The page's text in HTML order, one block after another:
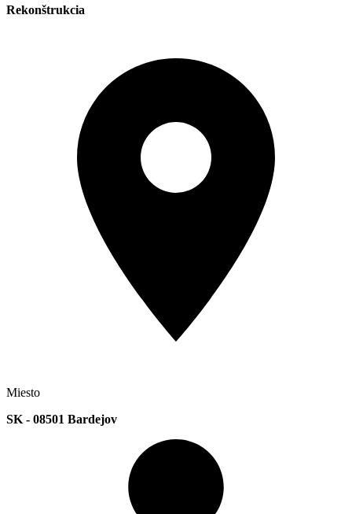
Rekonštrukcia
Miesto
SK - 08501 Bardejov